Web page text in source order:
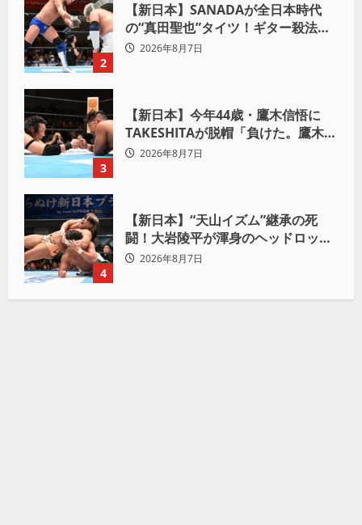
2
【新日本】SANADAが全日本時代
の“真田聖也”タイツ！ギター殺法で
Yuto-IceをKO「俺と闘う時は考え
2026年8月7日
3
【新日本】今年44歳・鷹木信悟に
TAKESHITAが脱帽「負けた。鷹木信
悟、強いわ！」
2026年8月7日
4
【新日本】“天山イズム”継承の死
闘！大岩陵平が渾身のヘッドロック
で後藤洋央紀からタップ奪取 執念の
2026年8月7日